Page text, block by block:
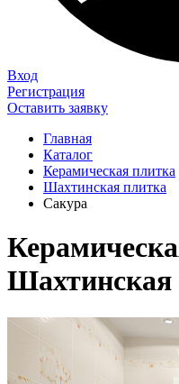
Вход
Регистрация
Оставить заявку
Главная
Каталог
Керамическая плитка
Шахтинская плитка
Сакура
Шахтинская